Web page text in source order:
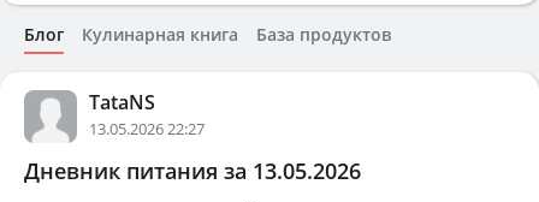
Блог Кулинарная книга База продуктов
TataNS
13.05.2026 22:27
Дневник питания за 13.05.2026